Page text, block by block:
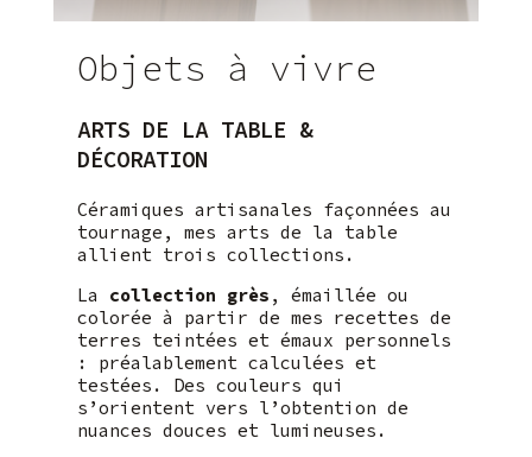
Objets à vivre
ARTS DE LA TABLE &
DÉCORATION
Céramiques artisanales façonnées au
tournage, mes arts de la table
allient trois collections.
La collection grès , émaillée ou
colorée à partir de mes recettes de
terres teintées et émaux personnels
: préalablement calculées et
testées. Des couleurs qui
s’orientent vers l’obtention de
nuances douces et lumineuses.